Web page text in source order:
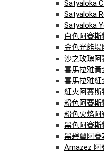
Satyaloka
Satyaloka
Satyaloka
白色阿賽斯
金色光能
沙之玫瑰
喜馬拉雅
喜馬拉雅
紅火阿賽斯
粉色阿賽斯
粉色火焰
黑色阿賽斯
黑碧璽阿賽
Amazez 阿